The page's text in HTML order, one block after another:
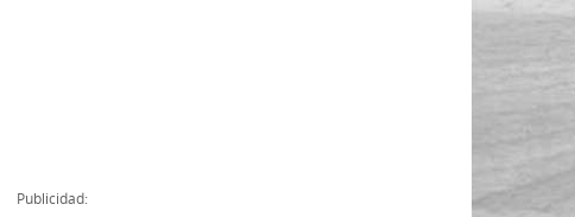
Subvenciones
Publicidad: